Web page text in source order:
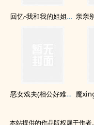
回忆-我和我的姐姐张妍
恶女戏夫(相公好难追之四)
本站提供的作品版权属于作者。